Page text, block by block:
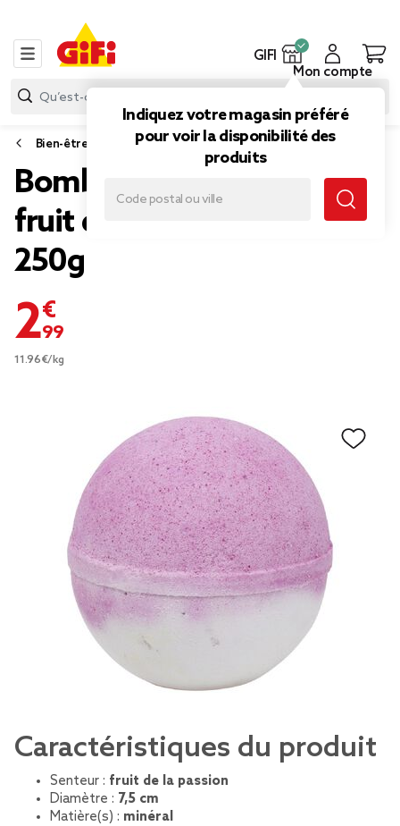
GIFI
Indiquez votre magasin préféré
pour voir la disponibilité des
produits
Mon compte
Bien-être et minceur
Bombe de bain senteur
fruit de la passion Ø7,5cm
250g
2,99 €
11.96€/kg
Caractéristiques du produit
Senteur : fruit de la passion
Diamètre : 7,5 cm
Matière(s) : minéral